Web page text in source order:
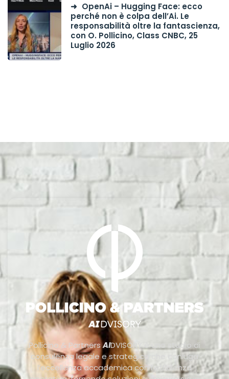
OpenAi – Hugging Face: ecco
perché non è colpa dell’Ai. Le
responsabilità oltre la fantascienza,
con O. Pollicino, Class CNBC, 25
Luglio 2026
Pollicino & PartnersAIDVISORY è uno studio di
consulenza legale e strategica che coniuga
l’eccellenza accademica con l’efficienza